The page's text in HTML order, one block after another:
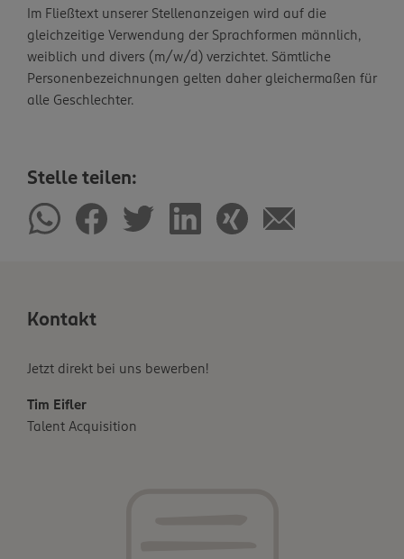
Im Fließtext unserer Stellenanzeigen wird auf die
gleichzeitige Verwendung der Sprachformen männlich,
weiblich und divers (m/w/d) verzichtet. Sämtliche
Personenbezeichnungen gelten daher gleichermaßen für
alle Geschlechter.
Stelle teilen:
Kontakt
Jetzt direkt bei uns bewerben!
Tim Eifler
Talent Acquisition